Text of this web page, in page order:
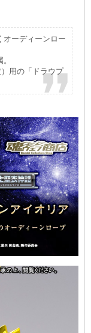
オーディーンロー
用の「ドラウプ